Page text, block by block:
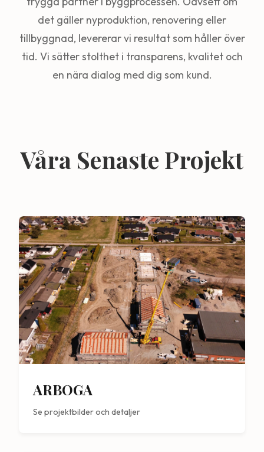
det gäller nyproduktion, renovering eller
tillbyggnad, levererar vi resultat som håller över
tid. Vi sätter stolthet i transparens, kvalitet och
en nära dialog med dig som kund.
Våra Senaste Projekt
ARBOGA
Se projektbilder och detaljer